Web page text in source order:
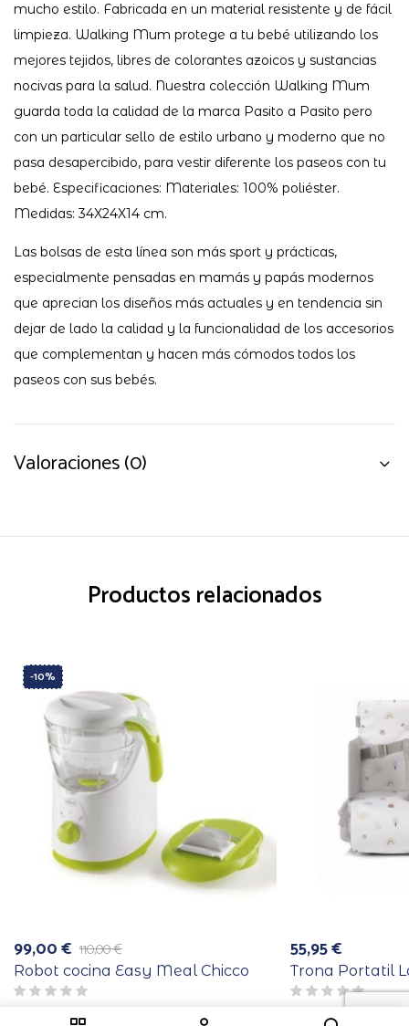
mucho estilo. Fabricada en un material resistente y de fácil
limpieza. Walking Mum protege a tu bebé utilizando los
mejores tejidos, libres de colorantes azoicos y sustancias
nocivas para la salud. Nuestra colección Walking Mum
guarda toda la calidad de la marca Pasito a Pasito pero
con un particular sello de estilo urbano y moderno que no
pasa desapercibido, para vestir diferente los paseos con tu
bebé. Especificaciones: Materiales: 100% poliéster.
Medidas: 34X24X14 cm.
Las bolsas de esta línea son más sport y prácticas,
especialmente pensadas en mamás y papás modernos
que aprecian los diseños más actuales y en tendencia sin
dejar de lado la calidad y la funcionalidad de los accesorios
que complementan y hacen más cómodos todos los
paseos con sus bebés.
Valoraciones (0)
Productos relacionados
-10%
110,00€
El
precio
original
99,00€
El
precio
actual
Robot cocina Easy Meal Chicco
55,95€
Trona Portatil